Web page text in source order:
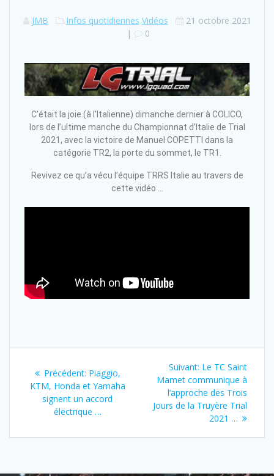
JMB Infos quotidiennes Vidéos
21 octobre 2021
|
0
C’était la joie (à l’Italienne) dimanche dernier à COLICO,
lors de l’ultime manche du Championnat d’Italie de Trial
2021, avec la victoire de Manuel COPETTI dans la
catégorie TR2, la porte du sommet, le TR1.
Revivez ce qu’a vécu l’équipe TRRS Italie au travers de
cette vidéo …
Précédent: Piaggio,
KTM, Honda et Yamaha
signent un accord
électrique …
Suivant: Le TC Saint
Mamet communique à
l’approche des Trois
Jours de la Truyère Trial
2021 …